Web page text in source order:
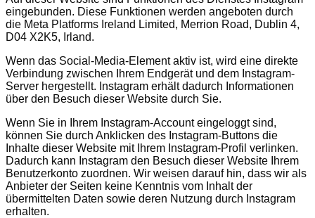
eingebunden. Diese Funktionen werden angeboten durch
die Meta Platforms Ireland Limited, Merrion Road, Dublin 4,
D04 X2K5, Irland.
Wenn das Social-Media-Element aktiv ist, wird eine direkte
Verbindung zwischen Ihrem Endgerät und dem Instagram-
Server hergestellt. Instagram erhält dadurch Informationen
über den Besuch dieser Website durch Sie.
Wenn Sie in Ihrem Instagram-Account eingeloggt sind,
können Sie durch Anklicken des Instagram-Buttons die
Inhalte dieser Website mit Ihrem Instagram-Profil verlinken.
Dadurch kann Instagram den Besuch dieser Website Ihrem
Benutzerkonto zuordnen. Wir weisen darauf hin, dass wir als
Anbieter der Seiten keine Kenntnis vom Inhalt der
übermittelten Daten sowie deren Nutzung durch Instagram
erhalten.